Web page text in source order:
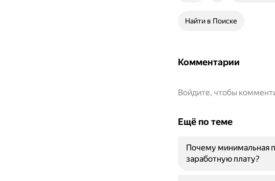
Найти в Поиске
Комментарии
Войдите, чтобы
Ещё по теме
Почему минимальная
заработную плату?